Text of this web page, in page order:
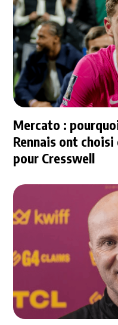
Mercato :
Rennais ont
pour Cresswell